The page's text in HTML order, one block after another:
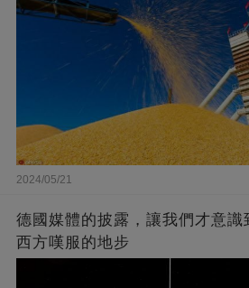
2024/05/21
德國媒體的披露，讓我們才意識
西方嘆服的地步